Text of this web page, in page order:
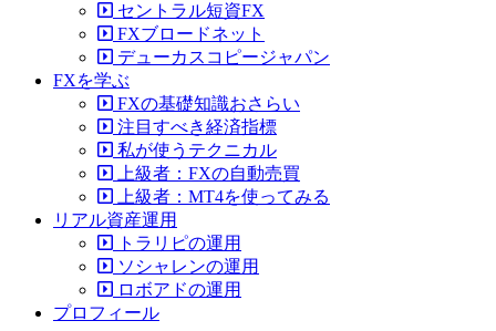
セントラル短資FX
FXブロードネット
デューカスコピージャパン
FXを学ぶ
FXの基礎知識おさらい
注目すべき経済指標
私が使うテクニカル
上級者：FXの自動売買
上級者：MT4を使ってみる
リアル資産運用
トラリピの運用
ソシャレンの運用
ロボアドの運用
プロフィール